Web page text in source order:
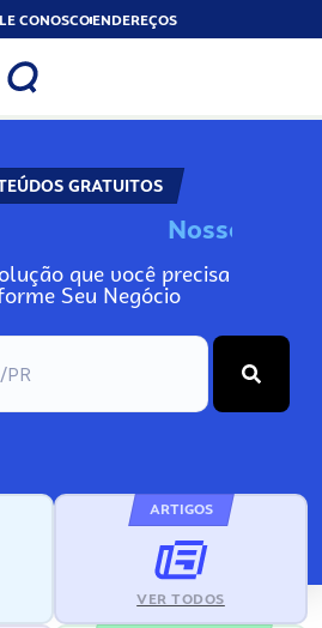
CONOSCOENDEREÇOS
GRATUITOS
Nosso
que você precisa
Seu Negócio
ARTIGOS
VER TODOS